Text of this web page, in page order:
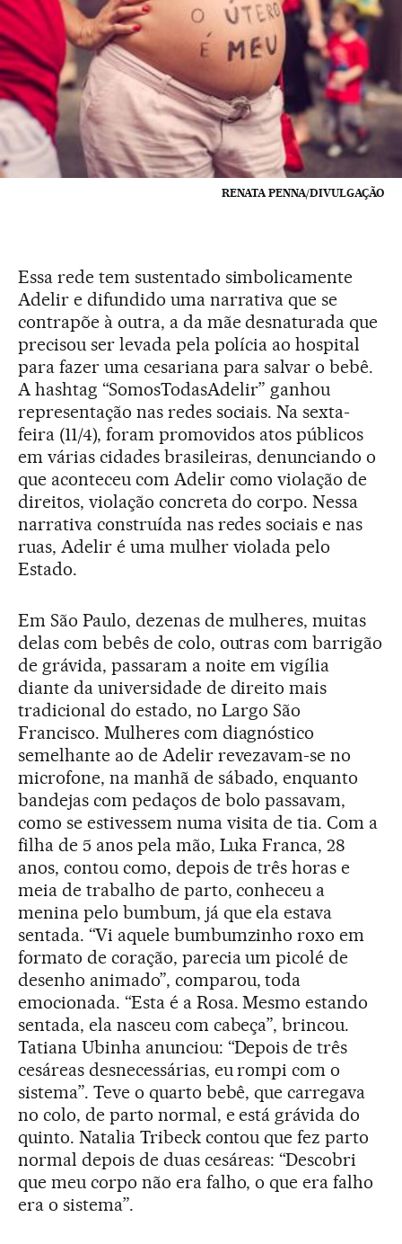
RENATA PENNA/DIVULGAÇÃO
Essa rede tem sustentado simbolicamente
Adelir e difundido uma narrativa que se
contrapõe à outra, a da mãe desnaturada que
precisou ser levada pela polícia ao hospital
para fazer uma cesariana para salvar o bebê.
A hashtag “SomosTodasAdelir” ganhou
representação nas redes sociais. Na sexta-
feira (11/4), foram promovidos atos públicos
em várias cidades brasileiras, denunciando o
que aconteceu com Adelir como violação de
direitos, violação concreta do corpo. Nessa
narrativa construída nas redes sociais e nas
ruas, Adelir é uma mulher violada pelo
Estado.
Em São Paulo, dezenas de mulheres, muitas
delas com bebês de colo, outras com barrigão
de grávida, passaram a noite em vigília
diante da universidade de direito mais
tradicional do estado, no Largo São
Francisco. Mulheres com diagnóstico
semelhante ao de Adelir revezavam-se no
microfone, na manhã de sábado, enquanto
bandejas com pedaços de bolo passavam,
como se estivessem numa visita de tia. Com a
filha de 5 anos pela mão, Luka Franca, 28
anos, contou como, depois de três horas e
meia de trabalho de parto, conheceu a
menina pelo bumbum, já que ela estava
sentada. “Vi aquele bumbumzinho roxo em
formato de coração, parecia um picolé de
desenho animado”, comparou, toda
emocionada. “Esta é a Rosa. Mesmo estando
sentada, ela nasceu com cabeça”, brincou.
Tatiana Ubinha anunciou: “Depois de três
cesáreas desnecessárias, eu rompi com o
sistema”. Teve o quarto bebê, que carregava
no colo, de parto normal, e está grávida do
quinto. Natalia Tribeck contou que fez parto
normal depois de duas cesáreas: “Descobri
que meu corpo não era falho, o que era falho
era o sistema”.